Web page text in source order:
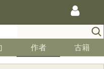
作者 古籍